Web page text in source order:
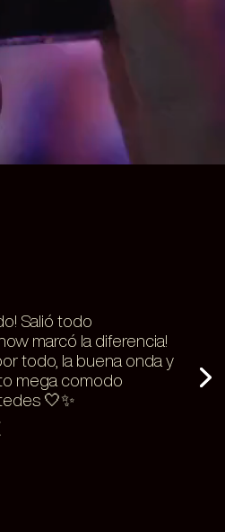
EN MANO. Un placer
Vamos por más!